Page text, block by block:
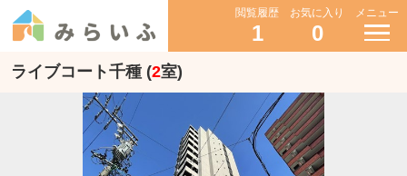
閲覧履歴
1
お気に入り
0
メニュー
ライブコート千種 (2室)